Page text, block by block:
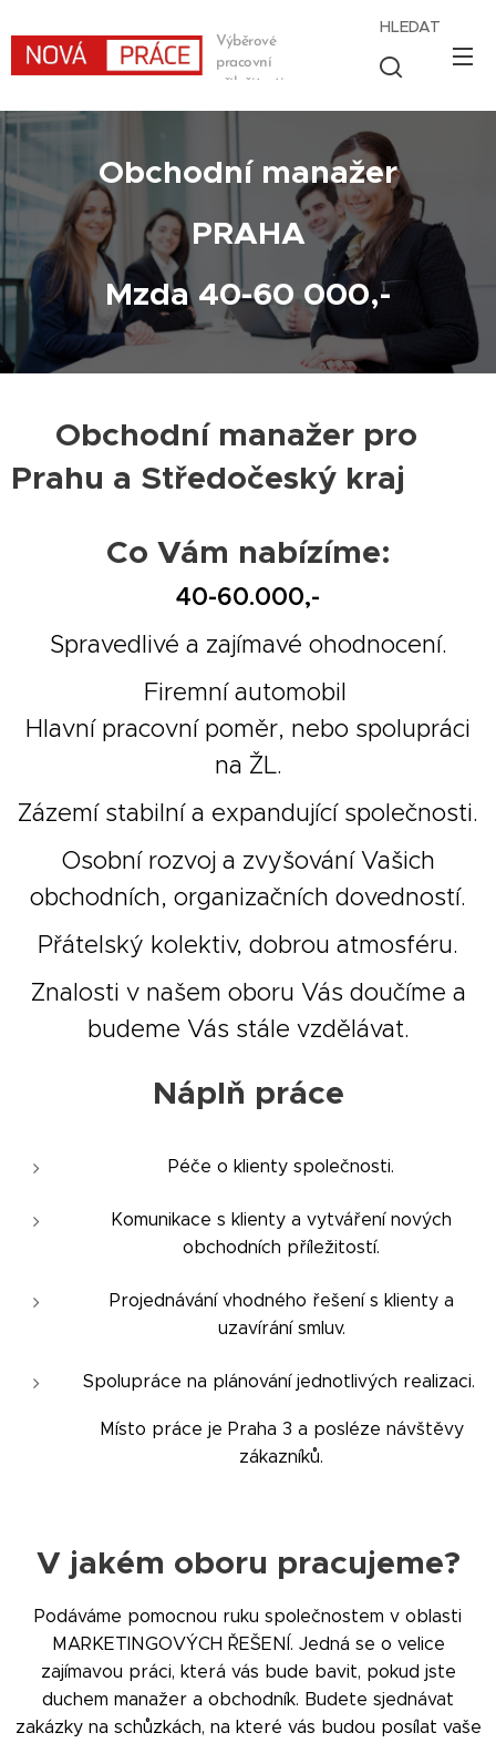
Výběrové
pracovní
příležitosti
HLEDAT
Obchodní manažer
PRAHA
Mzda 40-60 000,-
Obchodní manažer pro
Prahu a Středočeský kraj
Co Vám nabízíme:
40-60.000,-
Spravedlivé a zajímavé ohodnocení.
Firemní automobil
Hlavní pracovní poměr, nebo spolupráci
na ŽL.
Zázemí stabilní a expandující společnosti.
Osobní rozvoj a zvyšování Vašich
obchodních, organizačních dovedností.
Přátelský kolektiv, dobrou atmosféru.
Znalosti v našem oboru Vás doučíme a
budeme Vás stále vzdělávat.
Náplň práce
Péče o klienty společnosti.
Komunikace s klienty a vytváření nových
obchodních příležitostí.
Projednávání vhodného řešení s klienty a
uzavírání smluv.
Spolupráce na plánování jednotlivých realizaci.
Místo práce je Praha 3 a posléze návštěvy
zákazníků.
V jakém oboru pracujeme?
Podáváme pomocnou ruku společnostem v oblasti
MARKETINGOVÝCH ŘEŠENÍ. Jedná se o velice
zajímavou práci, která vás bude bavit, pokud jste
duchem manažer a obchodník. Budete sjednávat
zakázky na schůzkách, na které vás budou posílat vaše